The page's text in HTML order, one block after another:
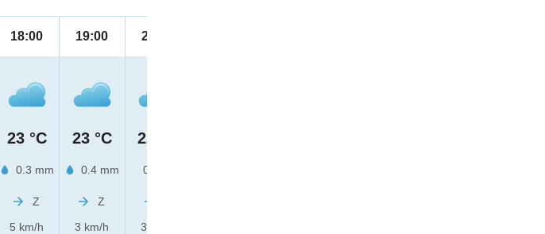
18:00
23 °C
0.3 mm
Z
5 km/h
19:00
23 °C
0.4 mm
Z
3 km/h
20:00
22 °C
0 mm
3 km/h